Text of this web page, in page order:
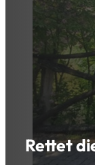
Rettet